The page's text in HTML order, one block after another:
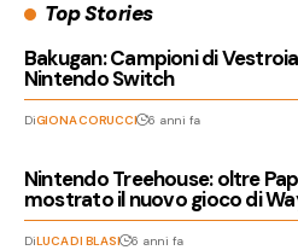
Top Stories
Bakugan: Campioni di
Nintendo Switch
DiGIONA CORUCCI 6 anni fa
Nintendo Treehouse: oltre
mostrato il nuovo gioco di
DiLUCA DI BLASI 6 anni fa